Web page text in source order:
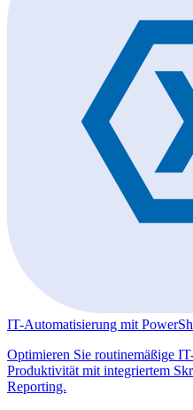
IT-Automatisierung mit
Optimieren Sie routinemäßige
Produktivität mit integriertem
Reporting.